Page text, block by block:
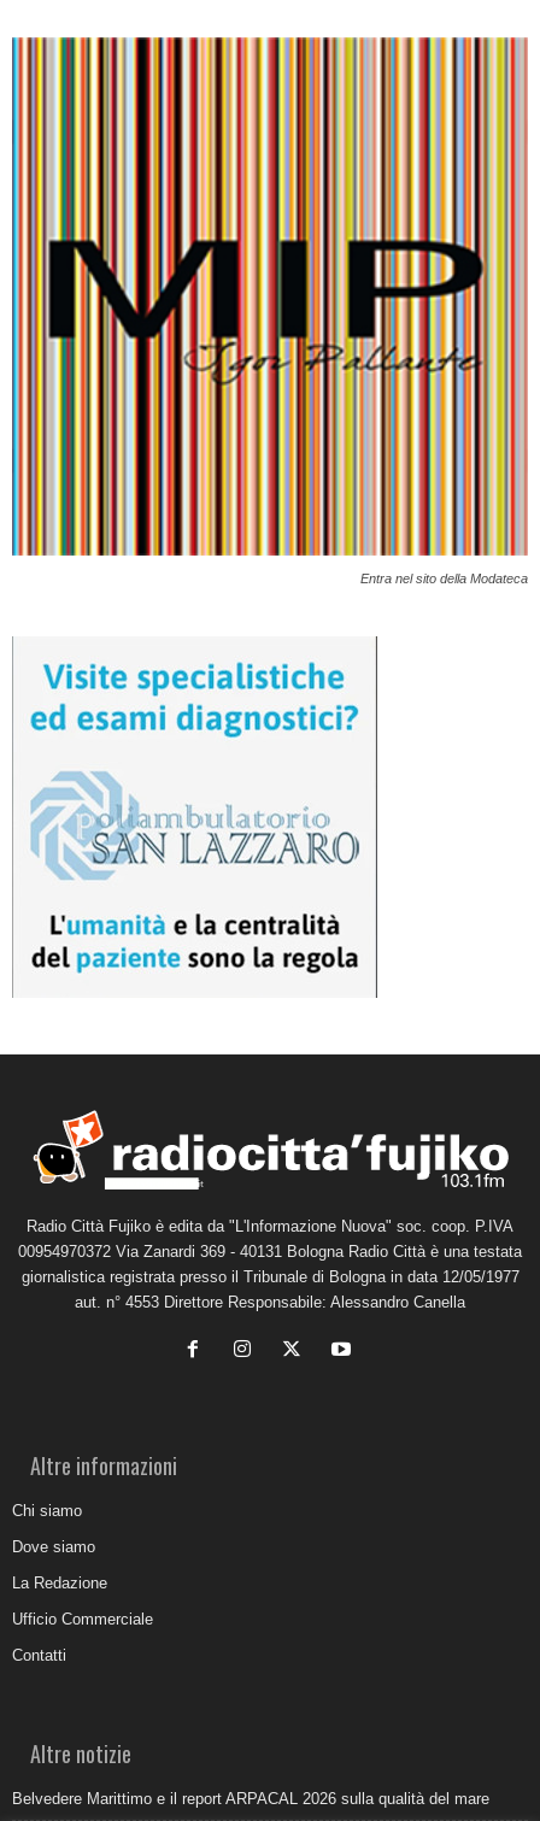
Entra nel sito della Modateca
Radio Città Fujiko è edita da "L'Informazione Nuova" soc. coop. P.IVA
00954970372 Via Zanardi 369 - 40131 Bologna Radio Città è una testata
giornalistica registrata presso il Tribunale di Bologna in data 12/05/1977
aut. n° 4553 Direttore Responsabile: Alessandro Canella
Altre informazioni
Chi siamo
Dove siamo
La Redazione
Ufficio Commerciale
Contatti
Altre notizie
Belvedere Marittimo e il report ARPACAL 2026 sulla qualità del mare